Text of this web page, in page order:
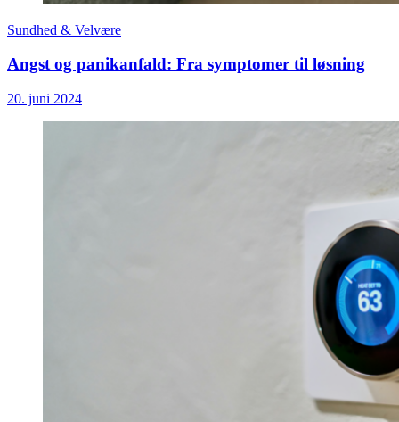
Sundhed & Velvære
Angst og panikanfald: Fra symptomer til løsning
20. juni 2024